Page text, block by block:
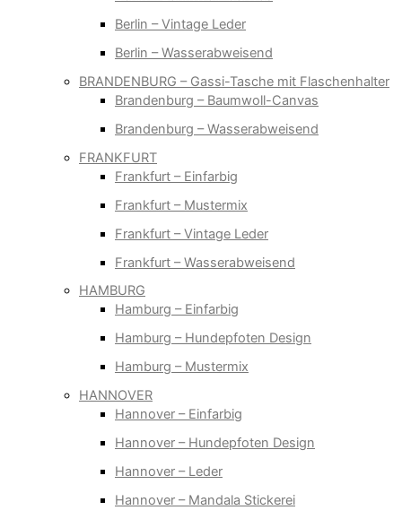
Berlin – Vintage Leder
Berlin – Wasserabweisend
BRANDENBURG – Gassi-Tasche mit Flaschenhalter
Brandenburg – Baumwoll-Canvas
Brandenburg – Wasserabweisend
FRANKFURT
Frankfurt – Einfarbig
Frankfurt – Mustermix
Frankfurt – Vintage Leder
Frankfurt – Wasserabweisend
HAMBURG
Hamburg – Einfarbig
Hamburg – Hundepfoten Design
Hamburg – Mustermix
HANNOVER
Hannover – Einfarbig
Hannover – Hundepfoten Design
Hannover – Leder
Hannover – Mandala Stickerei